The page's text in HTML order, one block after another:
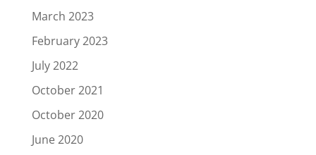
March 2023
February 2023
July 2022
October 2021
October 2020
June 2020